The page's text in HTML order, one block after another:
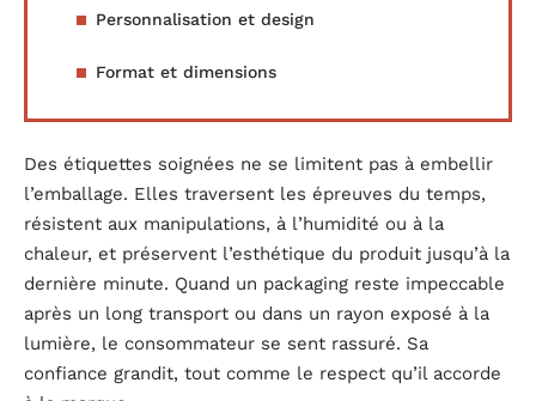
Personnalisation et design
Format et dimensions
Des étiquettes soignées ne se limitent pas à embellir
l’emballage. Elles traversent les épreuves du temps,
résistent aux manipulations, à l’humidité ou à la
chaleur, et préservent l’esthétique du produit jusqu’à la
dernière minute. Quand un packaging reste impeccable
après un long transport ou dans un rayon exposé à la
lumière, le consommateur se sent rassuré. Sa
confiance grandit, tout comme le respect qu’il accorde